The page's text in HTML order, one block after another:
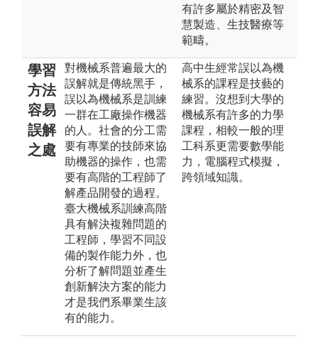
有許多屬於精密及智
慧製造、生技醫療等
範疇。
學習
方法
容易
誤解
之處
對機械系普遍最大的
誤解就是傳統黑手，
誤以為機械系是訓練
一群在工廠操作機器
的人。社會的分工需
要有專業的技師來協
助機器的操作，也需
要有高階的工程師了
解產品開發的過程。
臺大機械系訓練高階
具有解決複雜問題的
工程師，學習不同設
備的製作能力外，也
分析了解問題並產生
創新解決方案的能力
才是我們系畢業生該
有的能力。
高中生經常誤以為機
械系的課程是技藝的
練習。沒想到大學的
機械系有許多的力學
課程，相較一般的理
工科系更需要數學能
力，電腦程式模擬，
跨領域知識。